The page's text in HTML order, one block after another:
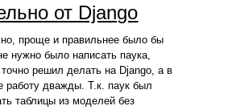
от Django
проще и правильнее было бы
нужно было написать паука,
решил делать на Django, а в
работу дважды. Т.к. паук был
таблицы из моделей без